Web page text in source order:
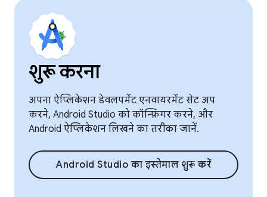
शुरू करना
अपना ऐप्लिकेशन डेवलपमेंट एनवायरमेंट सेट अप
करने, Android Studio को कॉन्फ़िगर करने, और
Android ऐप्लिकेशन लिखने का तरीका जानें.
Android Studio का इस्तेमाल शुरू करें